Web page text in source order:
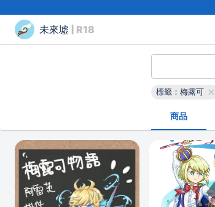
未來墟 | R18
標籤：梅露可
商品